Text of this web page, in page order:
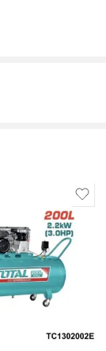
Tenaille russe